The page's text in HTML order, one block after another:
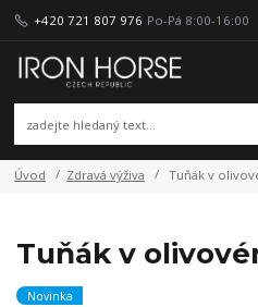
+420 721 807 976 Po-Pá 8:00-16:00
Úvod Zdravá výživa Tuňák v
Tuňák v
Novinka